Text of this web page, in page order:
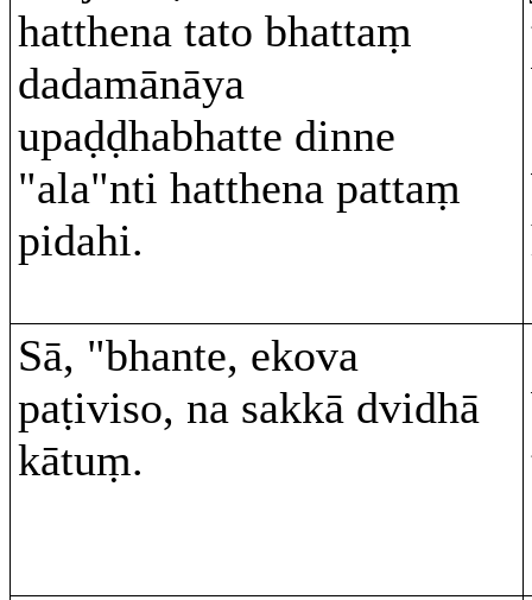
hatthena tato bhattaṃ
dadamānāya
upaḍḍhabhatte dinne
"ala"nti hatthena pattaṃ
pidahi.
Sā, "bhante, ekova
paṭiviso, na sakkā dvidhā
kātuṃ.